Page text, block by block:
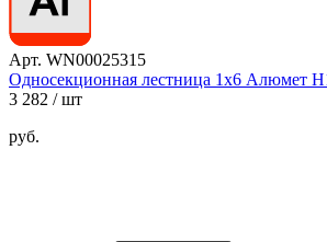
Арт. WN00025315
Односекционная лестница 1х6 Алюмет
3 282 / шт
руб.